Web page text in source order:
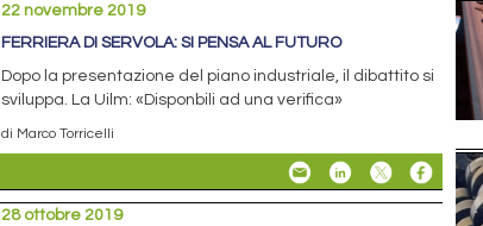
22 novembre 2019
FERRIERA DI SERVOLA: SI PENSA AL FUTURO
Dopo la presentazione del piano industriale, il dibattito si
sviluppa. La Uilm: «Disponbili ad una verifica»
di Marco Torricelli
28 ottobre 2019